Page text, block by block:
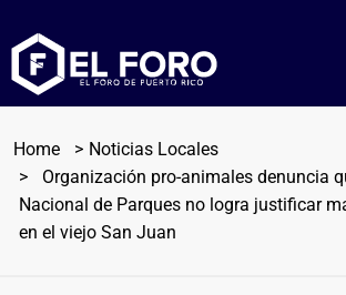
Home
Noticias Locales
Organización pro-animales denuncia
Nacional de Parques no logra justificar
en el viejo San Juan